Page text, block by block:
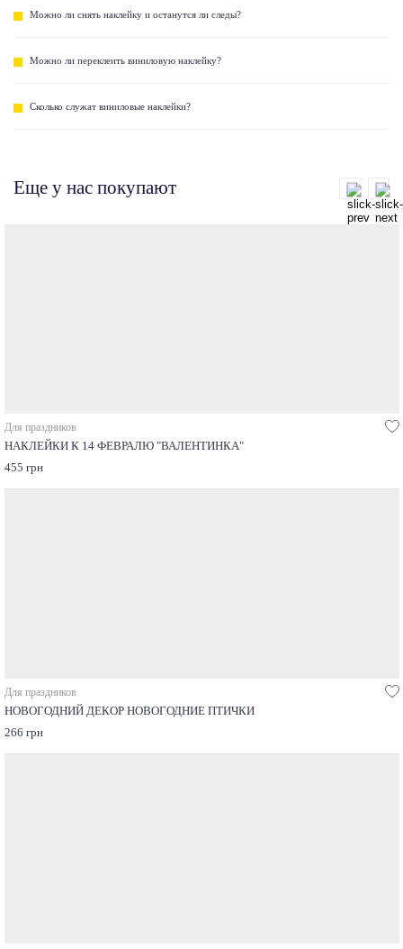
Можно ли снять наклейку и останутся ли следы?
Можно ли переклеить виниловую наклейку?
Сколько служат виниловые наклейки?
Еще у нас покупают
Для праздников
НАКЛЕЙКИ К 14 ФЕВРАЛЮ "ВАЛЕНТИНКА"
455 грн
Для праздников
НОВОГОДНИЙ ДЕКОР НОВОГОДНИЕ ПТИЧКИ
266 грн